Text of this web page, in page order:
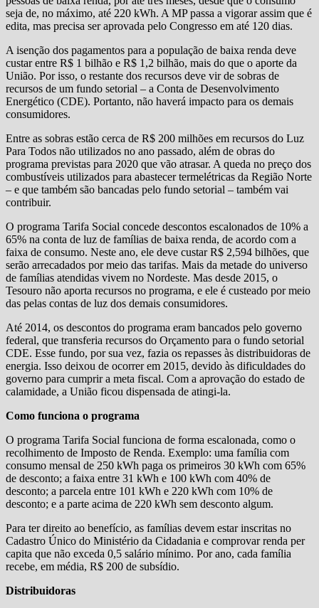
seja de, no máximo, até 220 kWh. A MP passa a vigorar assim que é
edita, mas precisa ser aprovada pelo Congresso em até 120 dias.
A isenção dos pagamentos para a população de baixa renda deve
custar entre R$ 1 bilhão e R$ 1,2 bilhão, mais do que o aporte da
União. Por isso, o restante dos recursos deve vir de sobras de
recursos de um fundo setorial – a Conta de Desenvolvimento
Energético (CDE). Portanto, não haverá impacto para os demais
consumidores.
Entre as sobras estão cerca de R$ 200 milhões em recursos do Luz
Para Todos não utilizados no ano passado, além de obras do
programa previstas para 2020 que vão atrasar. A queda no preço dos
combustíveis utilizados para abastecer termelétricas da Região Norte
– e que também são bancadas pelo fundo setorial – também vai
contribuir.
O programa Tarifa Social concede descontos escalonados de 10% a
65% na conta de luz de famílias de baixa renda, de acordo com a
faixa de consumo. Neste ano, ele deve custar R$ 2,594 bilhões, que
serão arrecadados por meio das tarifas. Mais da metade do universo
de famílias atendidas vivem no Nordeste. Mas desde 2015, o
Tesouro não aporta recursos no programa, e ele é custeado por meio
das pelas contas de luz dos demais consumidores.
Até 2014, os descontos do programa eram bancados pelo governo
federal, que transferia recursos do Orçamento para o fundo setorial
CDE. Esse fundo, por sua vez, fazia os repasses às distribuidoras de
energia. Isso deixou de ocorrer em 2015, devido às dificuldades do
governo para cumprir a meta fiscal. Com a aprovação do estado de
calamidade, a União ficou dispensada de atingi-la.
Como funciona o programa
O programa Tarifa Social funciona de forma escalonada, como o
recolhimento de Imposto de Renda. Exemplo: uma família com
consumo mensal de 250 kWh paga os primeiros 30 kWh com 65%
de desconto; a faixa entre 31 kWh e 100 kWh com 40% de
desconto; a parcela entre 101 kWh e 220 kWh com 10% de
desconto; e a parte acima de 220 kWh sem desconto algum.
Para ter direito ao benefício, as famílias devem estar inscritas no
Cadastro Único do Ministério da Cidadania e comprovar renda per
capita que não exceda 0,5 salário mínimo. Por ano, cada família
recebe, em média, R$ 200 de subsídio.
Distribuidoras